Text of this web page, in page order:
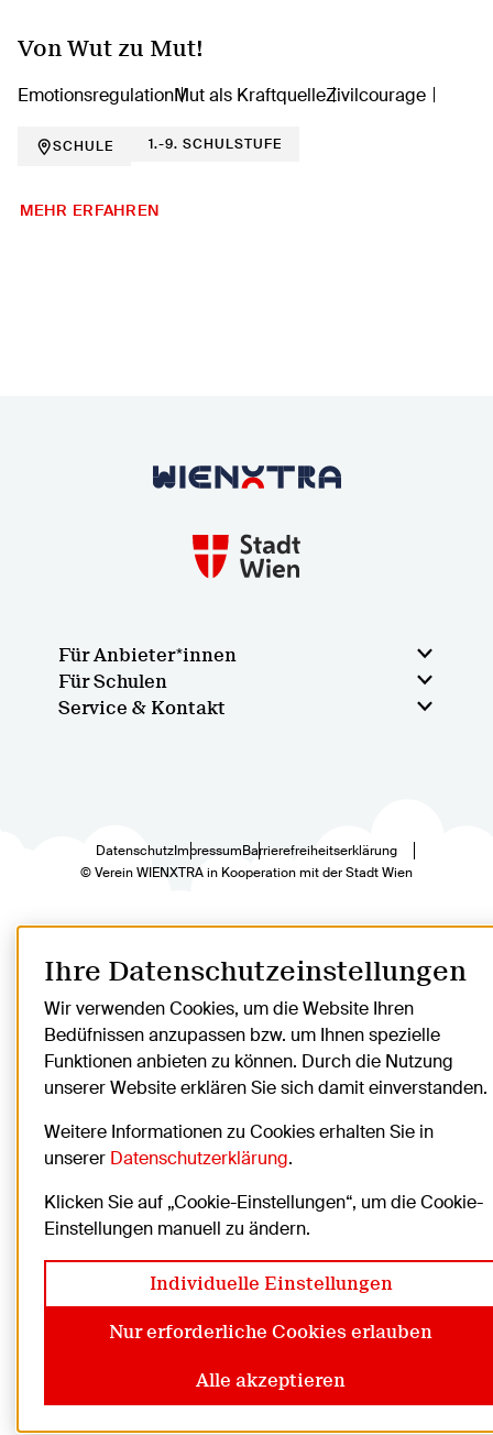
Von Wut zu Mut!
EmotionsregulationMut als KraftquelleZivilcourage
SCHULE 1.-9. SCHULSTUFE
MEHR ERFAHREN
Zurück zur Startseite
Für Anbieter*innen
Für Schulen
Service & Kontakt
DatenschutzImpressumBarrierefreiheitserklärung
© Verein WIENXTRA in Kooperation mit der Stadt Wien
Ihre Datenschutzeinstellungen
Wir verwenden Cookies, um die Website Ihren
Bedüfnissen anzupassen bzw. um Ihnen spezielle
Funktionen anbieten zu können. Durch die Nutzung
unserer Website erklären Sie sich damit einverstanden.
Weitere Informationen zu Cookies erhalten Sie in
unserer Datenschutzerklärung.
Klicken Sie auf „Cookie-Einstellungen“, um die Cookie-
Einstellungen manuell zu ändern.
Individuelle Einstellungen
Nur erforderliche Cookies erlauben
Alle akzeptieren